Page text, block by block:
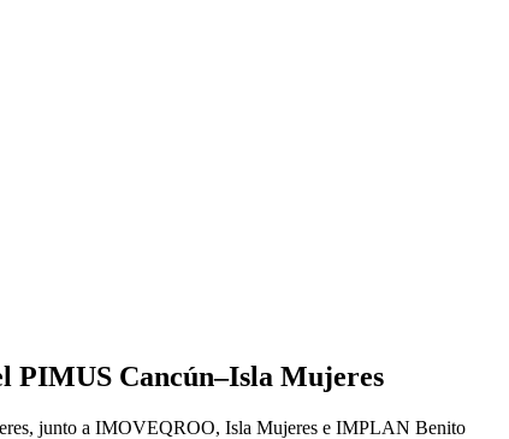
PIMUS Cancún–Isla Mujeres
junto a IMOVEQROO, Isla Mujeres e IMPLAN Benito